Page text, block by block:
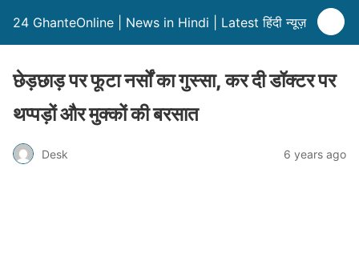
24 GhanteOnline | News in Hindi | Latest हिंदी न्यूज़
छेड़छाड़ पर फूटा नर्सों का गुस्सा, कर दी डॉक्टर पर
थप्पड़ों और मुक्कों की बरसात
Desk 6 years ago